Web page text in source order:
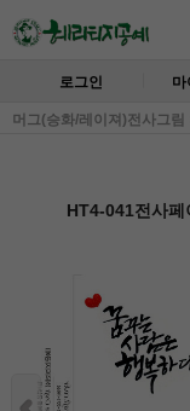
로그인 마
머그(승화/레이져)전사그림
HT4-041전사